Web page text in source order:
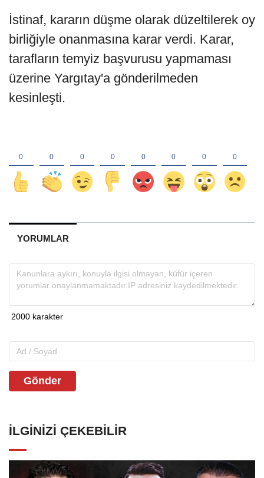
İstinaf, kararın düşme olarak düzeltilerek oy
birliğiyle onanmasına karar verdi. Karar,
tarafların temyiz başvurusu yapmaması
üzerine Yargıtay'a gönderilmeden
kesinleşti.
YORUMLAR
Gönder
İLGINIZI ÇEKEBILIR